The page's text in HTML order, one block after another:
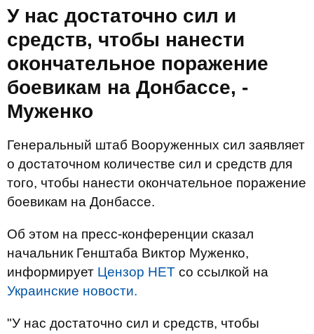
У нас достаточно сил и
средств, чтобы нанести
окончательное поражение
боевикам на Донбассе, -
Муженко
Генеральный штаб Вооруженных сил заявляет
о достаточном количестве сил и средств для
того, чтобы нанести окончательное поражение
боевикам на Донбассе.
Об этом на пресс-конференции сказал
начальник Генштаба Виктор Муженко,
информирует Цензор НЕТ со ссылкой на
Украинские новости.
"У нас достаточно сил и средств, чтобы